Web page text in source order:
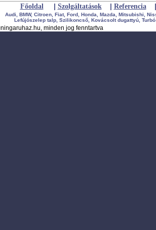
Főoldal | Szolgáltatások | Referencia |
Audi, BMW, Citroen, Fiat, Ford, Honda, Mazda, Mitsubishi,
Lefújószelep talp, Szilikoncső, Kovácsolt dugattyú,
, minden jog fenntartva